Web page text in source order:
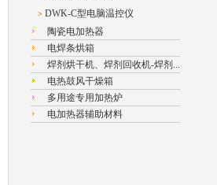
> DWK-C型电脑温控仪
陶瓷电加热器
电焊条烘箱
焊剂烘干机、焊剂回收机-焊剂...
电热鼓风干燥箱
多用途专用加热炉
电加热器辅助材料